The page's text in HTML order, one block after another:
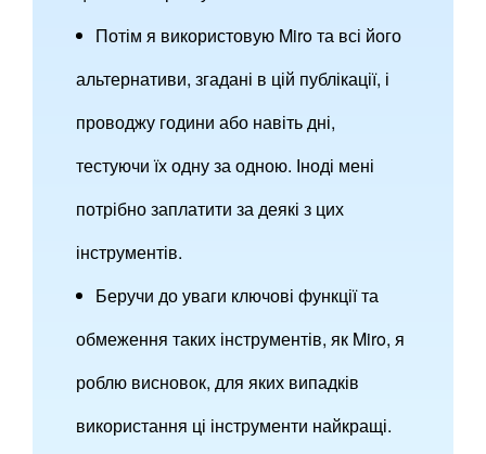
Потім я використовую Miro та всі його
альтернативи, згадані в цій публікації, і
проводжу години або навіть дні,
тестуючи їх одну за одною. Іноді мені
потрібно заплатити за деякі з цих
інструментів.
Беручи до уваги ключові функції та
обмеження таких інструментів, як Miro, я
роблю висновок, для яких випадків
використання ці інструменти найкращі.